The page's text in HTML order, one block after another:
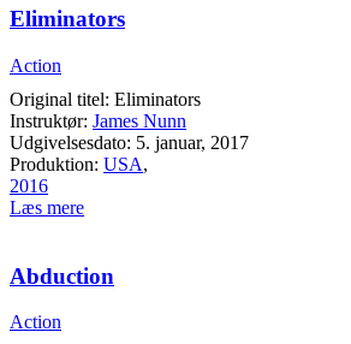
Eliminators
Action
Original titel: Eliminators
Instruktør: James Nunn
Udgivelsesdato: 5. januar, 2017
Produktion: USA,
2016
Læs mere
Abduction
Action